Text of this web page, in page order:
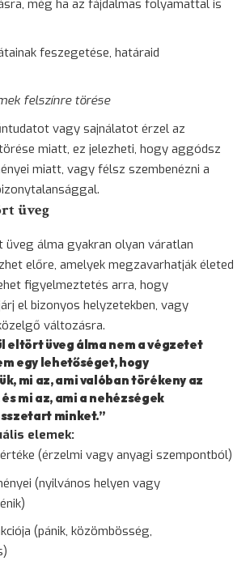
még ha az fájdalmas folyamattal is
feszegetése, határaid
felszínre törése
vagy sajnálatot érzel az
miatt, ez jelezheti, hogy aggódsz
miatt, vagy félsz szembenézni a
üveg
álma gyakran olyan váratlan
előre, amelyek megzavarhatják életed
figyelmeztetés arra, hogy
el bizonyos helyzetekben, vagy
változásra.
eltört üveg álma nem a végzetet
egy lehetőséget, hogy
mi az, ami valóban törékeny az
mi az, ami a nehézségek
minket.”
elemek:
(érzelmi vagy anyagi szempontból)
(nyilvános helyen vagy
(pánik, közömbösség,